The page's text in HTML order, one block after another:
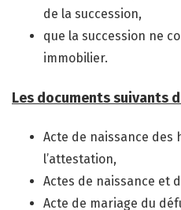
de la succession,
que la succession ne
immobilier.
Les documents suivants
Acte de naissance des
l’attestation,
Actes de naissance et
Acte de mariage du